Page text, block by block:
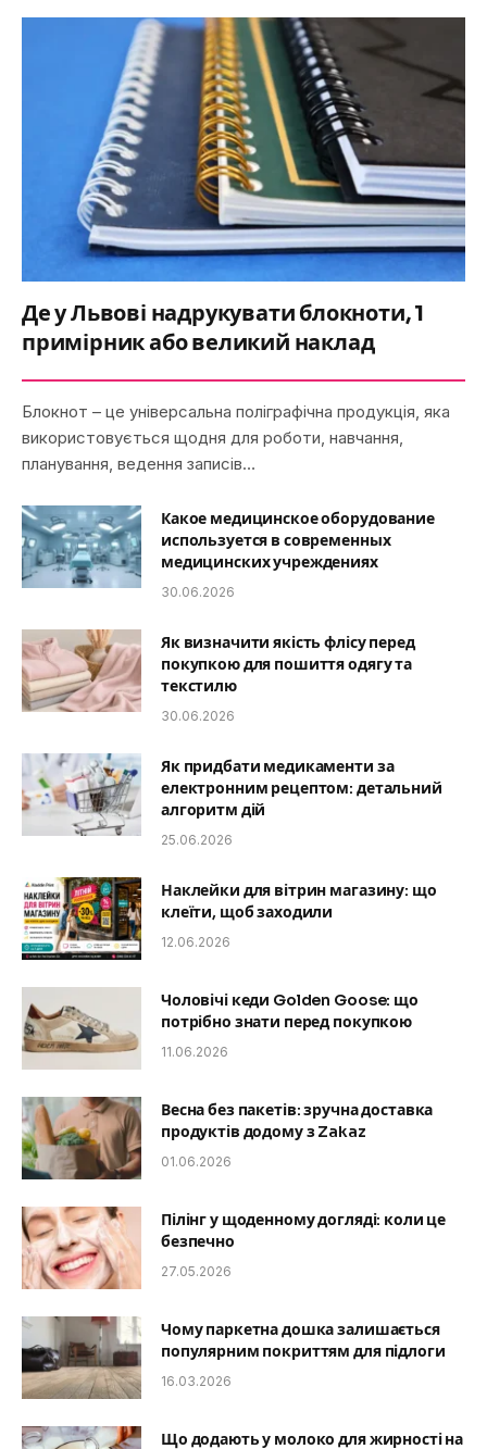
Де у Львові надрукувати блокноти, 1
примірник або великий наклад
Блокнот – це універсальна поліграфічна продукція, яка
використовується щодня для роботи, навчання,
планування, ведення записів…
Какое медицинское оборудование
используется в современных
медицинских учреждениях
30.06.2026
Як визначити якість флісу перед
покупкою для пошиття одягу та
текстилю
30.06.2026
Як придбати медикаменти за
електронним рецептом: детальний
алгоритм дій
25.06.2026
Наклейки для вітрин магазину: що
клеїти, щоб заходили
12.06.2026
Чоловічі кеди Golden Goose: що
потрібно знати перед покупкою
11.06.2026
Весна без пакетів: зручна доставка
продуктів додому з Zakaz
01.06.2026
Пілінг у щоденному догляді: коли це
безпечно
27.05.2026
Чому паркетна дошка залишається
популярним покриттям для підлоги
16.03.2026
Що додають у молоко для жирності на